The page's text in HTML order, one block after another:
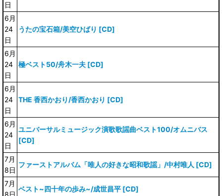
日
6月
24
日
うたの宝石箱/美空ひばり [CD]
6月
24
日
極ベスト50/舟木一夫 [CD]
6月
24
日
THE 香西かおり/香西かおり [CD]
6月
24
日
ユニバーサルミュージック演歌歌謡曲ベスト100/オムニバス
[CD]
7月
8日
ファーストアルバム「唯人の好きな昭和歌謡」/中村唯人 [CD]
7月
8日
ベスト~四十年の歩み~/成世昌平 [CD]